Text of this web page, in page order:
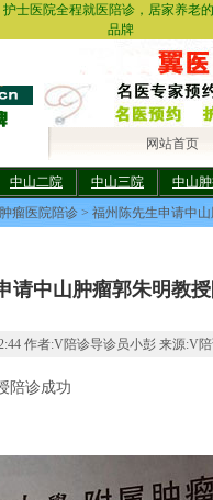
士医院全程就医陪诊，居家养老
品牌
网站首页
中山二院 中山三院 中山
瘤医院陪诊 > 福州陈先生申请中
请中山肿瘤郭朱明教
作者:V陪诊导诊员小彭 来源:V
陪诊成功